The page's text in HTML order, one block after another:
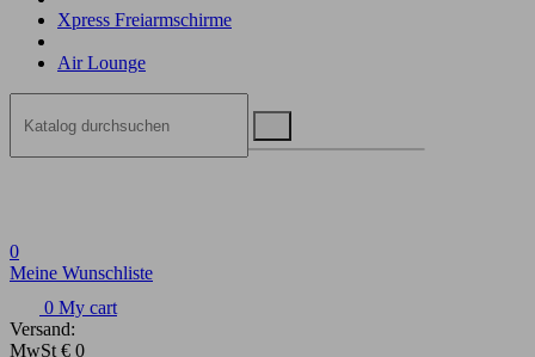
Xpress Freiarmschirme
Air Lounge
0
Meine Wunschliste
0 My cart
Versand:
MwSt € 0